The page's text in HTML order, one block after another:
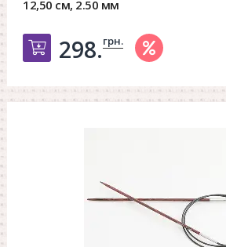
12,50 см, 2.50 мм
Добавить в корзину
298.грн.